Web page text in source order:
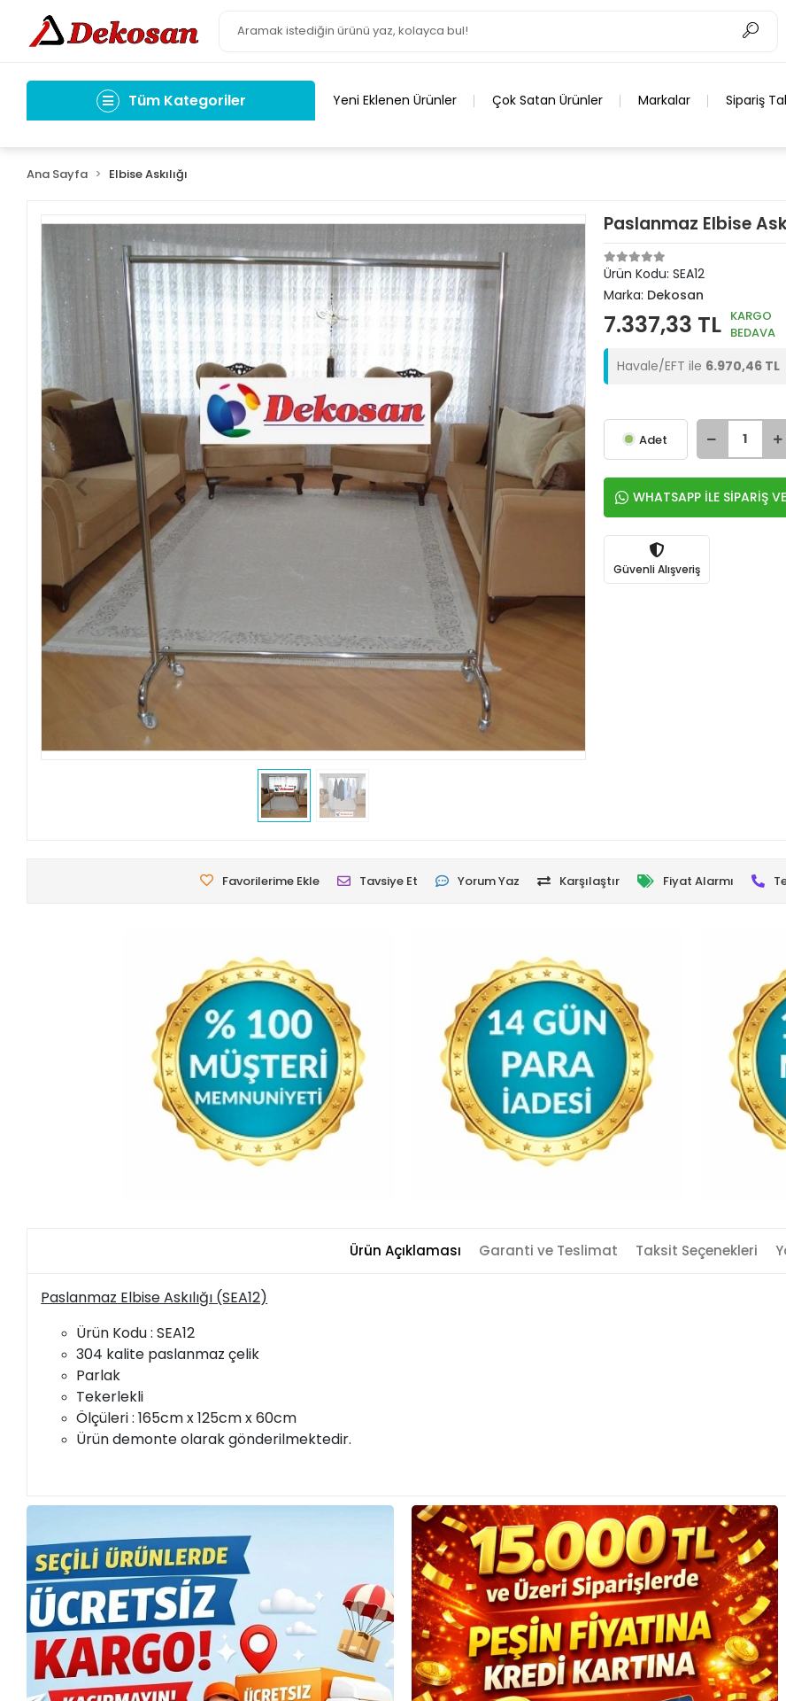
Tüm Kategoriler Yeni Eklenen Ürünler Çok Satan Ürünler Markalar Sipariş
Ana Sayfa Elbise Askılığı
Paslanmaz Elbise
Ürün Kodu: SEA12
Marka: Dekosan
7.337,33 TL KARGO
BEDAVA
Havale/EFT ile 6.970,46 TL
Adet
WHATSAPP İLE SİPARİŞ
Güvenli Alışveriş
Favorilerime Ekle Tavsiye Et Yorum Yaz Karşılaştır Fiyat Alarmı
Ürün Açıklaması Garanti ve Teslimat Taksit Seçenekleri
Paslanmaz Elbise Askılığı (SEA12)
Ürün Kodu : SEA12
304 kalite paslanmaz çelik
Parlak
Tekerlekli
Ölçüleri : 165cm x 125cm x 60cm
Ürün demonte olarak gönderilmektedir.